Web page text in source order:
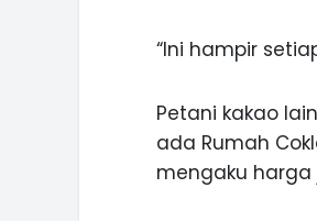
“Ini hampir
Petani kakao
ada Rumah
mengaku